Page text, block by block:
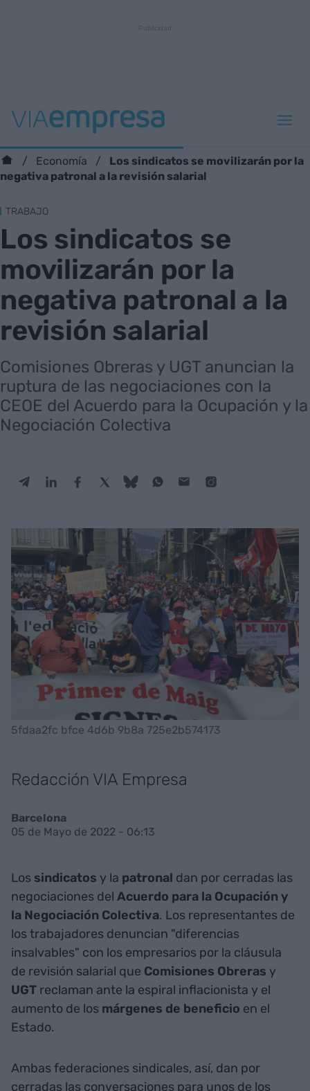
Economía
Los sindicatos se movilizarán por la
negativa patronal a la revisión salarial
TRABAJO
Los sindicatos se
movilizarán por la
negativa patronal a la
revisión salarial
Comisiones Obreras y UGT anuncian la
ruptura de las negociaciones con la
CEOE del Acuerdo para la Ocupación y la
Negociación Colectiva
5fdaa2fc bfce 4d6b 9b8a 725e2b574173
Redacción VIA Empresa
Barcelona
05 de Mayo de 2022 - 06:13
Los sindicatos y la patronal dan por cerradas las
negociaciones del Acuerdo para la Ocupación y
la Negociación Colectiva. Los representantes de
los trabajadores denuncian "diferencias
insalvables" con los empresarios por la cláusula
de revisión salarial que Comisiones Obreras y
UGT reclaman ante la espiral inflacionista y el
aumento de los márgenes de beneficio en el
Estado.
Ambas federaciones sindicales, así, dan por
cerradas las conversaciones para unos de los